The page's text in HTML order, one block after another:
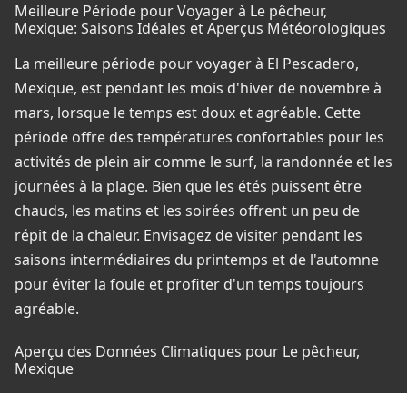
Meilleure Période pour Voyager à Le pêcheur,
Mexique: Saisons Idéales et Aperçus Météorologiques
La meilleure période pour voyager à El Pescadero,
Mexique, est pendant les mois d'hiver de novembre à
mars, lorsque le temps est doux et agréable. Cette
période offre des températures confortables pour les
activités de plein air comme le surf, la randonnée et les
journées à la plage. Bien que les étés puissent être
chauds, les matins et les soirées offrent un peu de
répit de la chaleur. Envisagez de visiter pendant les
saisons intermédiaires du printemps et de l'automne
pour éviter la foule et profiter d'un temps toujours
agréable.
Aperçu des Données Climatiques pour Le pêcheur,
Mexique